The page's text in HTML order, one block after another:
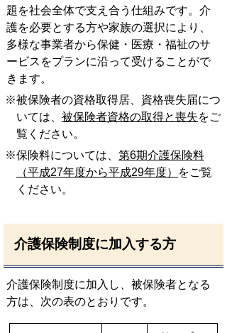
題を社会全体で支え合う仕組みです。介
護を必要とする方や家族の選択により、
多様な事業者から保健・医療・福祉のサ
ービスをプランに沿って受けることがで
きます。
※被保険者の資格取得居、資格喪失届につ
いては、 被保険者資格の取得と喪失をご
覧ください。
※保険料については、 第6期介護保険料
（平成27年度から平成29年度）
をご覧
ください。
介護保険制度に加入する方
介護保険制度に加入し、被保険者となる
方は、次の表のとおりです。